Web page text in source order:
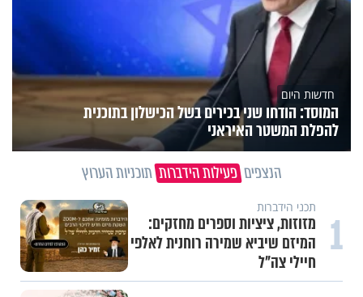
חדשות היום
המוסד: הודחו שני בכירים בשל הכישלון בתוכנית
להפלת המשטר האיראני
הנצפים פעילות הידברות תוכניות הערוץ
1 וידיאו מגזין
"הגמגום לא מגדיר אותי": ישראל
שטרן על המגבלה שלא עוצרת אותו